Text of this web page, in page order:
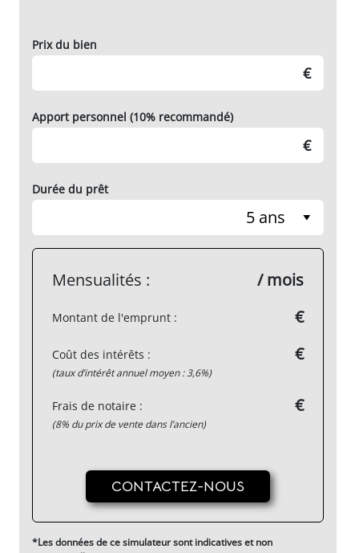
Prix du bien
€
Apport personnel (10% recommandé)
€
Durée du prêt
5 ans
Mensualités : / mois
Montant de l'emprunt : €
Coût des intérêts : €
(taux d’intérêt annuel moyen : 3,6%)
Frais de notaire : €
(8% du prix de vente dans l’ancien)
CONTACTEZ-NOUS
*Les données de ce simulateur sont indicatives et non